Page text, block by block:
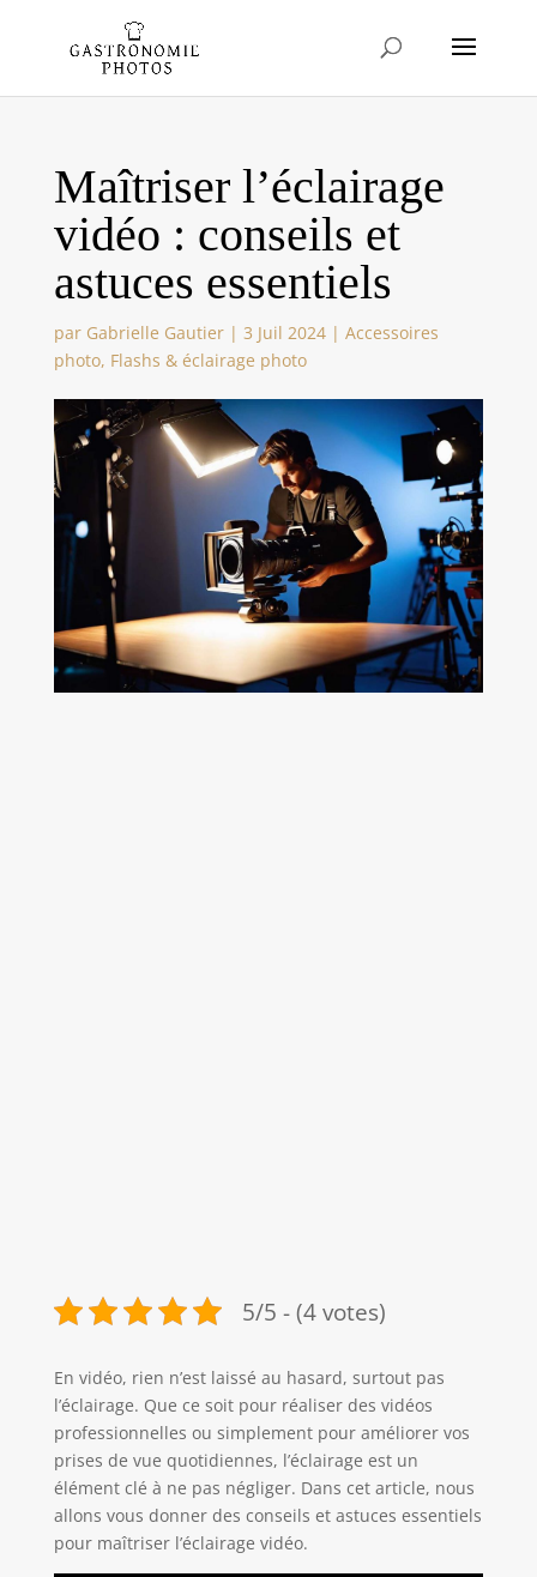
Maîtriser l’éclairage
vidéo : conseils et
astuces essentiels
par Gabrielle Gautier| 3 Juil 2024| Accessoires
photo, Flashs & éclairage photo
5/5 - (4 votes)
En vidéo, rien n’est laissé au hasard, surtout pas
l’éclairage. Que ce soit pour réaliser des vidéos
professionnelles ou simplement pour améliorer vos
prises de vue quotidiennes, l’éclairage est un
élément clé à ne pas négliger. Dans cet article, nous
allons vous donner des conseils et astuces essentiels
pour maîtriser l’éclairage vidéo.